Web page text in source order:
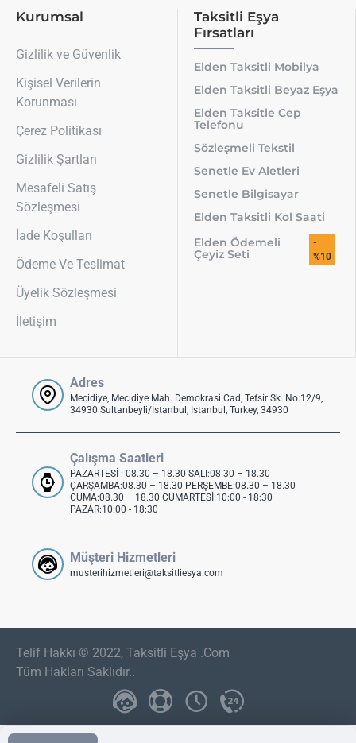
Kurumsal
Gizlilik ve Güvenlik
Kişisel Verilerin
Korunması
Çerez Politikası
Gizlilik Şartları
Mesafeli Satış
Sözleşmesi
İade Koşulları
Ödeme Ve Teslimat
Üyelik Sözleşmesi
İletişim
Taksitli Eşya
Fırsatları
Elden Taksitli Mobilya
Elden Taksitli Beyaz Eşya
Elden Taksitle Cep
Telefonu
Sözleşmeli Tekstil
Senetle Ev Aletleri
Senetle Bilgisayar
Elden Taksitli Kol Saati
Elden Ödemeli
Çeyiz Seti
-
%10
Adres
Mecidiye, Mecidiye Mah. Demokrasi Cad, Tefsir Sk. No:12/9,
34930 Sultanbeyli/İstanbul, Istanbul, Turkey, 34930
Çalışma Saatleri
PAZARTESİ : 08.30 – 18.30 SALI:08.30 – 18.30
ÇARŞAMBA:08.30 – 18.30 PERŞEMBE:08.30 – 18.30
CUMA:08.30 – 18.30 CUMARTESİ:10:00 - 18:30
PAZAR:10:00 - 18:30
Müşteri Hizmetleri
musterihizmetleri@taksitliesya.com
Telif Hakkı © 2022, Taksitli Eşya .Com
Tüm Hakları Saklıdır..